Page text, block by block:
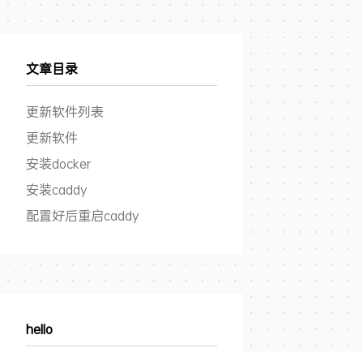
文章目录
更新软件列表
更新软件
安装docker
安装caddy
配置好后重启caddy
hello